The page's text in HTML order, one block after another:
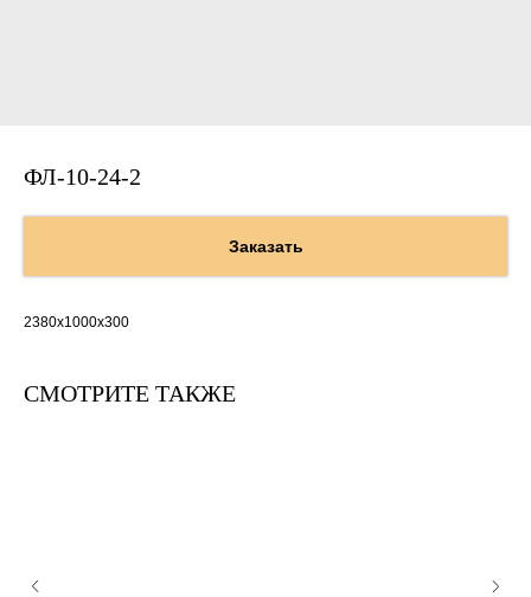
ФЛ-10-24-2
Заказать
2380х1000х300
СМОТРИТЕ ТАКЖЕ